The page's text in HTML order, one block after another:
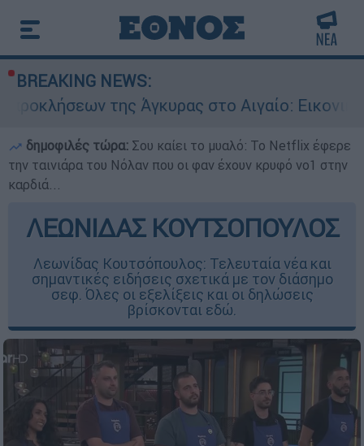
BREAKING NEWS:
της Άγκυρας στο Αιγαίο: Εικονική
δημοφιλές τώρα: Σου καίει το μυαλό: Το Netflix έφερε
την ταινιάρα του Νόλαν που οι φαν έχουν κρυφό νο1 στην
καρδιά...
ΛΕΩΝΙΔΑΣ ΚΟΥΤΣΟΠΟΥΛΟΣ
Λεωνίδας Κουτσόπουλος: Τελευταία νέα και
σημαντικές ειδήσεις σχετικά με τον διάσημο
σεφ. Όλες οι εξελίξεις και οι δηλώσεις
βρίσκονται εδώ.